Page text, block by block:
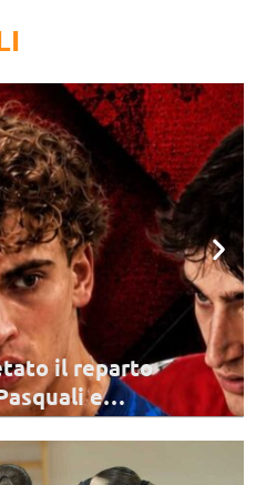
il reparto
e
Tanzi
di Lorenzo Pasquali e SImone